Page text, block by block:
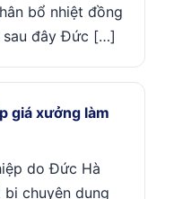
bổ nhiệt đồng
sau đây Đức […]
giá xưởng làm
do Đức Hà
chuyên dụng